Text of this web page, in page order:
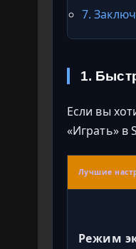
7.
1.
Если вы
«Играть» в
Лучшие
Режим